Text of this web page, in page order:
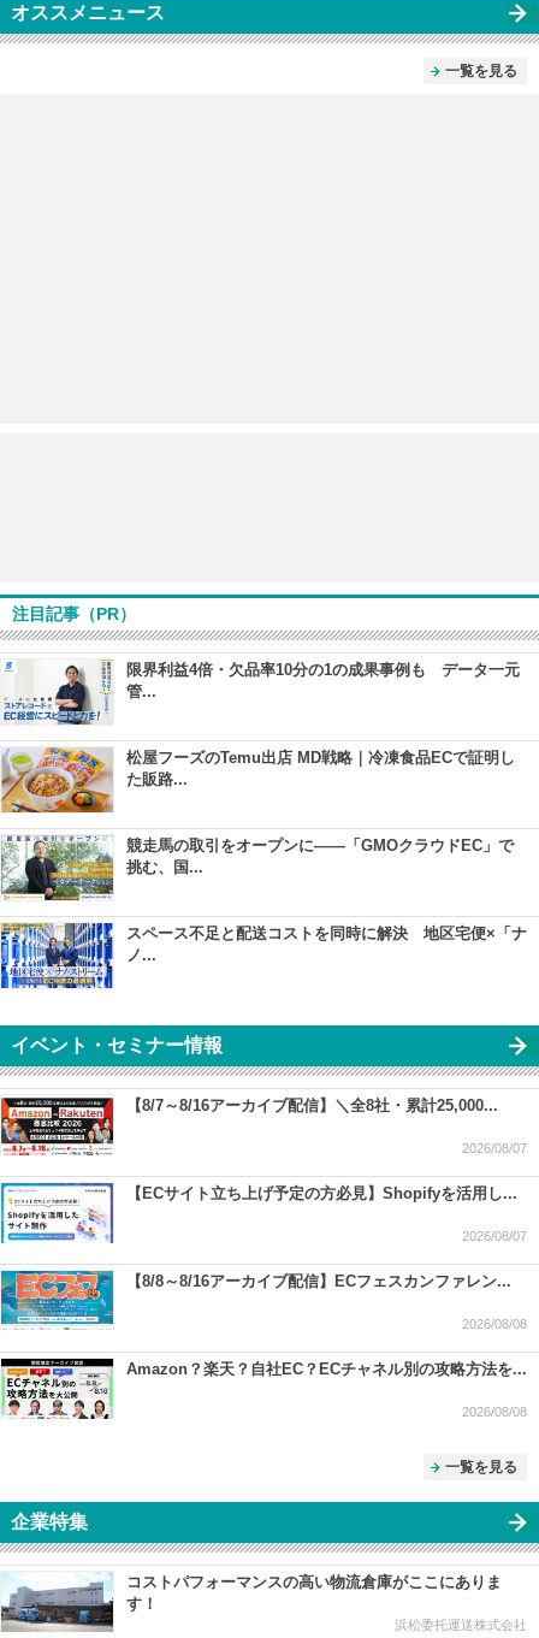
オススメニュース
一覧を見る
注目記事（PR）
限界利益4倍・欠品率10分の1の成果事例も データ一元
管...
松屋フーズのTemu出店 MD戦略｜冷凍食品ECで証明し
た販路...
競走馬の取引をオープンに――「GMOクラウドEC」で
挑む、国...
スペース不足と配送コストを同時に解決 地区宅便×「ナ
ノ...
イベント・セミナー情報
【8/7～8/16アーカイブ配信】＼全8社・累計25,000...
2026/08/07
【ECサイト立ち上げ予定の方必見】Shopifyを活用し...
2026/08/07
【8/8～8/16アーカイブ配信】ECフェスカンファレン...
2026/08/08
Amazon？楽天？自社EC？ECチャネル別の攻略方法を...
2026/08/08
一覧を見る
企業特集
コストパフォーマンスの高い物流倉庫がここにありま
す！
浜松委托運送株式会社